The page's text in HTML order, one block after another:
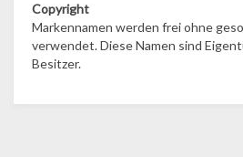
Copyright
Markennamen werden frei ohne
verwendet. Diese Namen sind
Besitzer.